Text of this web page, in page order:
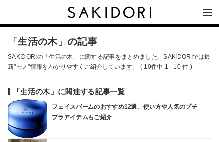
「生活の木」の記事
SAKIDORIの「生活の木」に関する記事をまとめました。SAKIDORIでは最
新"モノ"情報をわかりやすくご紹介しています。 ( 10件中 1 - 10 件 )
「生活の木」に関連する記事一覧
フェイスバームのおすすめ12選。使い方や人気のプチ
プラアイテムもご紹介